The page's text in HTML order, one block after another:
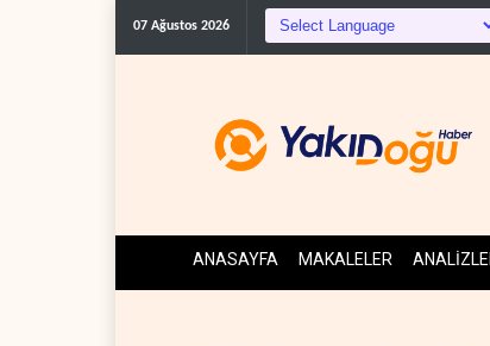
07 Ağustos 2026 Foreign
ANASAYFA MAKALELER